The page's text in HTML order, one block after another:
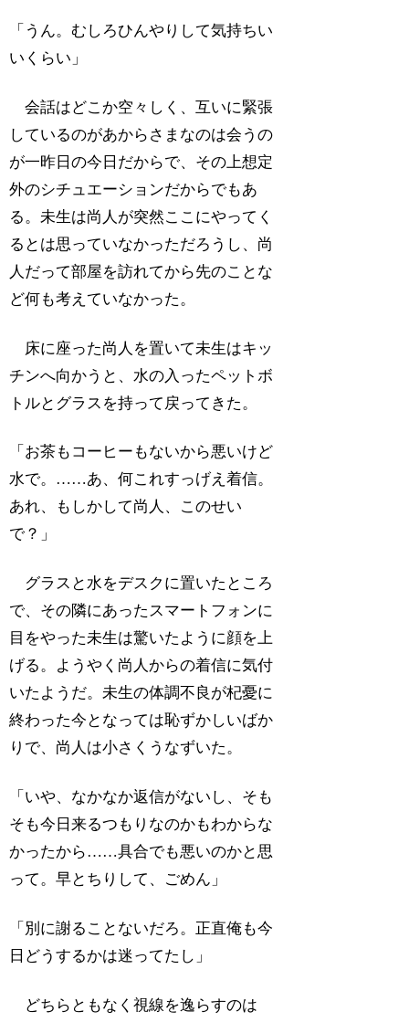
「うん。むしろひんやりして気持ちい
いくらい」
会話はどこか空々しく、互いに緊張
しているのがあからさまなのは会うの
が一昨日の今日だからで、その上想定
外のシチュエーションだからでもあ
る。未生は尚人が突然ここにやってく
るとは思っていなかっただろうし、尚
人だって部屋を訪れてから先のことな
ど何も考えていなかった。
床に座った尚人を置いて未生はキッ
チンへ向かうと、水の入ったペットボ
トルとグラスを持って戻ってきた。
「お茶もコーヒーもないから悪いけど
水で。……あ、何これすっげえ着信。
あれ、もしかして尚人、このせい
で？」
グラスと水をデスクに置いたところ
で、その隣にあったスマートフォンに
目をやった未生は驚いたように顔を上
げる。ようやく尚人からの着信に気付
いたようだ。未生の体調不良が杞憂に
終わった今となっては恥ずかしいばか
りで、尚人は小さくうなずいた。
「いや、なかなか返信がないし、そも
そも今日来るつもりなのかもわからな
かったから……具合でも悪いのかと思
って。早とちりして、ごめん」
「別に謝ることないだろ。正直俺も今
日どうするかは迷ってたし」
どちらともなく視線を逸らすのは